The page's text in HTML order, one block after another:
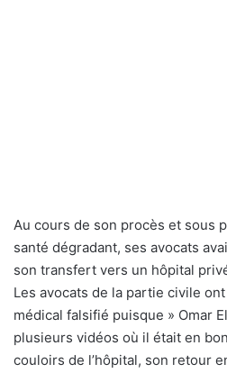
Au cours de son procès et sous
santé dégradant, ses avocats
son transfert vers un hôpital
Les avocats de la partie civile
médical falsifié puisque » Omar
plusieurs vidéos où il était en
couloirs de l’hôpital, son retour